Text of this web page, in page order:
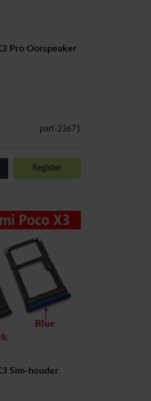
Pro Oorspeaker
part-23671
Register
Sim-houder